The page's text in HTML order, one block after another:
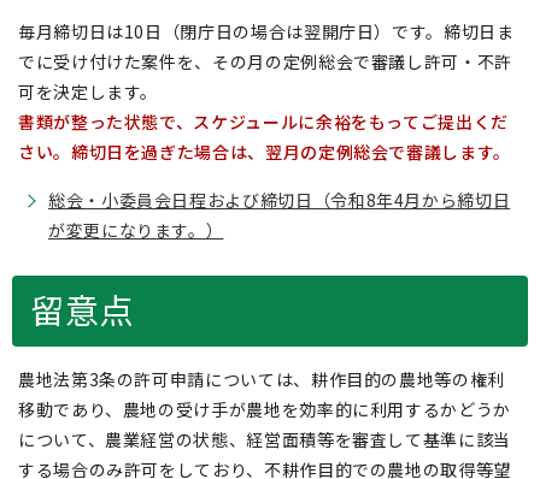
毎月締切日は10日（閉庁日の場合は翌開庁日）です。締切日ま
でに受け付けた案件を、その月の定例総会で審議し許可・不許
可を決定します。
書類が整った状態で、スケジュールに余裕をもってご提出くだ
さい。締切日を過ぎた場合は、翌月の定例総会で審議します。
総会・小委員会日程および締切日（令和8年4月から締切日
が変更になります。）
留意点
農地法第3条の許可申請については、耕作目的の農地等の権利
移動であり、農地の受け手が農地を効率的に利用するかどうか
について、農業経営の状態、経営面積等を審査して基準に該当
する場合のみ許可をしており、不耕作目的での農地の取得等望